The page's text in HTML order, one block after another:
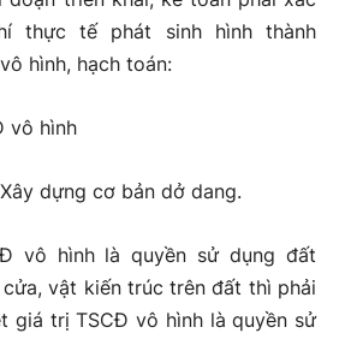
thực tế phát sinh hình thành
hình, hạch toán:
vô hình
dựng cơ bản dở dang.
vô hình là quyền sử dụng đất
vật kiến trúc trên đất thì phải
giá trị TSCĐ vô hình là quyền sử